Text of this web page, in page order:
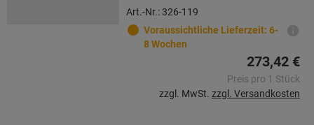
Art.-Nr.: 326-119
Voraussichtliche Lieferzeit: 6-
8 Wochen
273,42 €
Preis pro 1 Stück
zzgl. MwSt. zzgl. Versandkosten